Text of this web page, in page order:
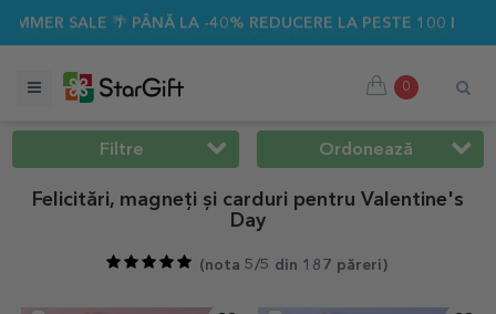
-40% REDUCERE LA PESTE 100 DE CADOURI
0
Filtre Ordonează
Felicitări, magneți și carduri pentru Valentine's
Day
(nota 5/5 din 187 păreri )